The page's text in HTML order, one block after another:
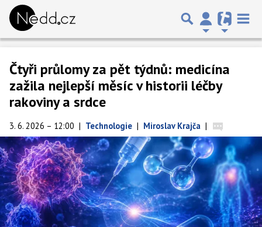
Čtyři průlomy za pět týdnů: medicína
zažila nejlepší měsíc v historii léčby
rakoviny a srdce
3. 6. 2026 – 12:00 | Technologie | Miroslav Krajča |